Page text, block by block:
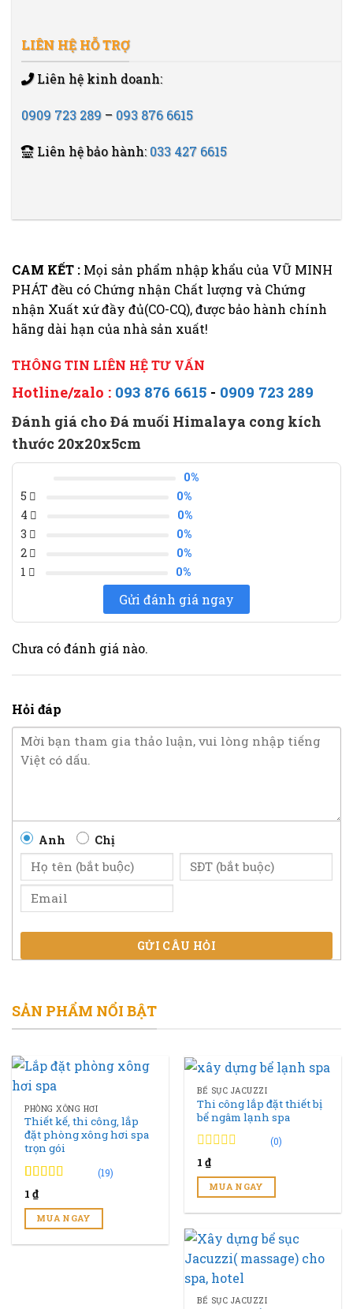
LIÊN HỆ HỖ TRỢ
Liên hệ kinh doanh:
0909 723 289 – 093 876 6615
Liên hệ bảo hành:033 427 6615
CAM KẾT : Mọi sản phẩm nhập khẩu của VŨ MINH
PHÁT đều có Chứng nhận Chất lượng và Chứng
nhận Xuất xứ đầy đủ(CO-CQ), được bảo hành chính
hãng dài hạn của nhà sản xuất!
THÔNG TIN LIÊN HỆ TƯ VẤN
Hotline/zalo : 093 876 6615 - 0909 723 289
Đánh giá cho Đá muối Himalaya cong kích
thước 20x20x5cm
0%
5
0%
4
0%
3
0%
2
0%
1
0%
Gửi đánh giá ngay
Chưa có đánh giá nào.
Hỏi đáp
Anh Chị
GỬI CÂU HỎI
SẢN PHẨM NỔI BẬT
PHÒNG XÔNG HƠI
Thiết kế, thi công, lắp
đặt phòng xông hơi spa
trọn gói
4.89
19
đánh giá
(19)
1₫
MUA NGAY
BỂ SỤC JACUZZI
Thi công lắp đặt thiết bị
bể ngâm lạnh spa
0
trên
0
đánh
(0)
1₫
MUA NGAY
BỂ SỤC JACUZZI